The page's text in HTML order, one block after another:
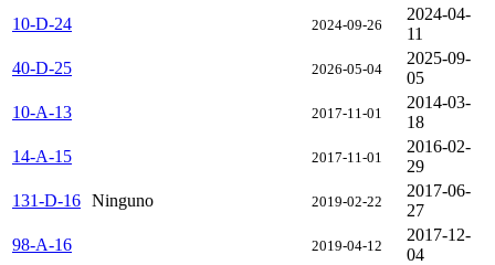
10-D-24
2024-09-26
2024-04-
11
40-D-25
2026-05-04
2025-09-
05
10-A-13
2017-11-01
2014-03-
18
14-A-15
2017-11-01
2016-02-
29
131-D-16 Ninguno 2019-02-22
2017-06-
27
98-A-16
2019-04-12
2017-12-
04